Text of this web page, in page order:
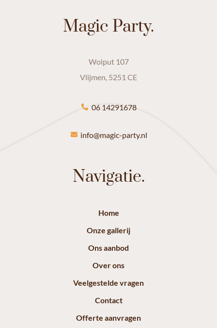
Magic Party.
Wolput 107
Vlijmen, 5251 CE
06 14291678
info@magic-party.nl
Navigatie.
Home
Onze gallerij
Ons aanbod
Over ons
Veelgestelde vragen
Contact
Offerte aanvragen